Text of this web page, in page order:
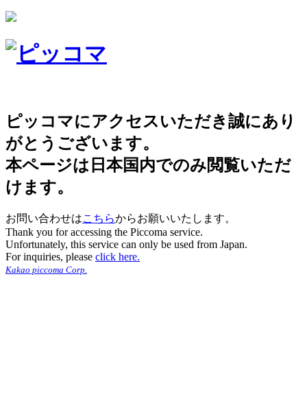
ピッコマにアクセスいただき誠にあり
がとうございます。
本ページは日本国内でのみ閲覧いただ
けます。
お問い合わせはこちらからお願いいたします。
Thank you for accessing the Piccoma service.
Unfortunately, this service can only be used from Japan.
For inquiries, please click here.
Kakao piccoma Corp.